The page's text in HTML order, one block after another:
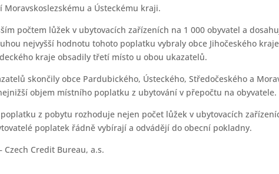
a Ústeckému kraji.
počtem lůžek v ubytovacích zařízeních na 1 000 obyvatel a
nejvyšší hodnotu tohoto poplatku vybraly obce Jihočeského
kraje obsadily třetí místo u obou ukazatelů.
skončily obce Pardubického, Ústeckého, Středočeského a
objem místního poplatku z ubytování v přepočtu na obyvatele.
z pobytu rozhoduje nejen počet lůžek v ubytovacích
poplatek řádně vybírají a odvádějí do obecní pokladny.
Czech Credit Bureau, a.s.